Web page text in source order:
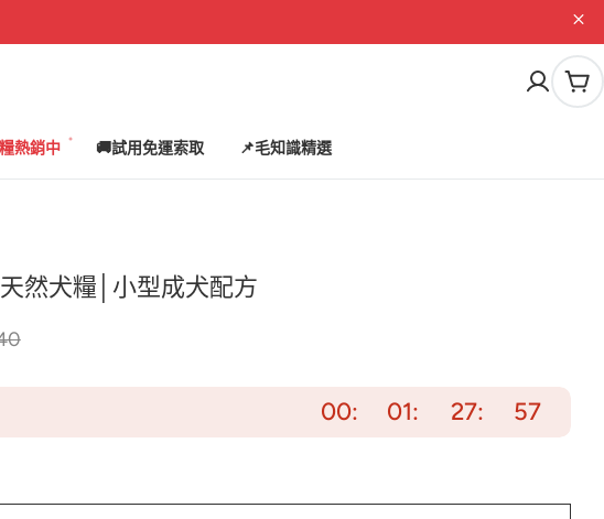
購
熱銷中 🚚試用免運索取 📌毛知識精選
然犬糧│小型成犬配方
00 01 27 56